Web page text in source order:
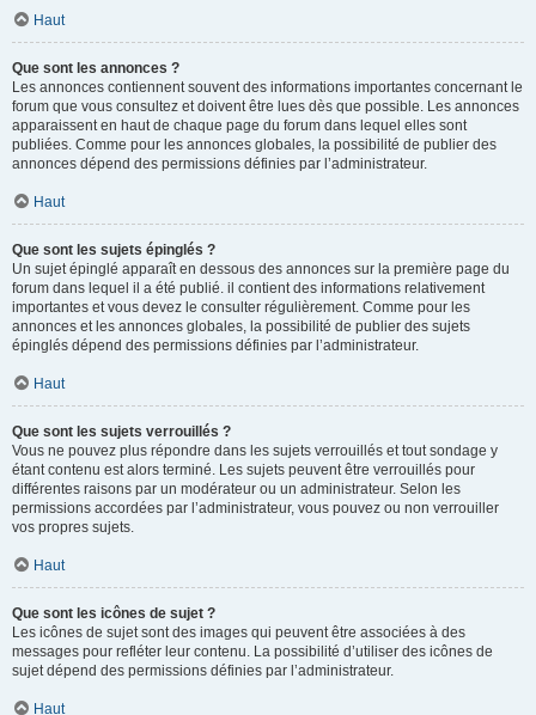
Haut
Que sont les annonces ?
Les annonces contiennent souvent des informations importantes concernant le
forum que vous consultez et doivent être lues dès que possible. Les annonces
apparaissent en haut de chaque page du forum dans lequel elles sont
publiées. Comme pour les annonces globales, la possibilité de publier des
annonces dépend des permissions définies par l’administrateur.
Haut
Que sont les sujets épinglés ?
Un sujet épinglé apparaît en dessous des annonces sur la première page du
forum dans lequel il a été publié. il contient des informations relativement
importantes et vous devez le consulter régulièrement. Comme pour les
annonces et les annonces globales, la possibilité de publier des sujets
épinglés dépend des permissions définies par l’administrateur.
Haut
Que sont les sujets verrouillés ?
Vous ne pouvez plus répondre dans les sujets verrouillés et tout sondage y
étant contenu est alors terminé. Les sujets peuvent être verrouillés pour
différentes raisons par un modérateur ou un administrateur. Selon les
permissions accordées par l’administrateur, vous pouvez ou non verrouiller
vos propres sujets.
Haut
Que sont les icônes de sujet ?
Les icônes de sujet sont des images qui peuvent être associées à des
messages pour refléter leur contenu. La possibilité d’utiliser des icônes de
sujet dépend des permissions définies par l’administrateur.
Haut